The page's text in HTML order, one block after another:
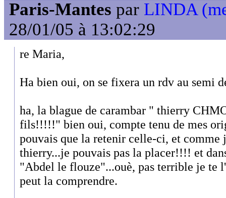
Paris-Mantes par LINDA
28/01/05 à 13:02:29
re Maria,
Ha bien oui, on se fixera un rdv au semi
ha, la blague de carambar " thierry
fils!!!!!" bien oui, compte tenu de mes
pouvais que la retenir celle-ci, et comme
thierry...je pouvais pas la placer!!!! et
"Abdel le flouze"...ouè, pas terrible je te
peut la comprendre.